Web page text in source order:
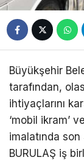
Büyükşehir
tarafından,
ihtiyaçlarını
‘mobil ikram’
imalatında
BURULAŞ iş